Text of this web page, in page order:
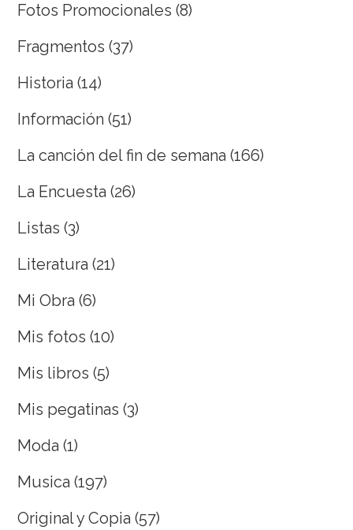
Fotos Promocionales (8)
Fragmentos (37)
Historia (14)
Información (51)
La canción del fin de semana (166)
La Encuesta (26)
Listas (3)
Literatura (21)
Mi Obra (6)
Mis fotos (10)
Mis libros (5)
Mis pegatinas (3)
Moda (1)
Musica (197)
Original y Copia (57)